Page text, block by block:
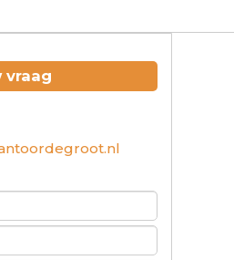
vraag